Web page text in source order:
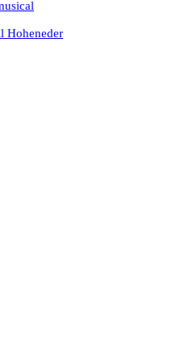
Hoheneder